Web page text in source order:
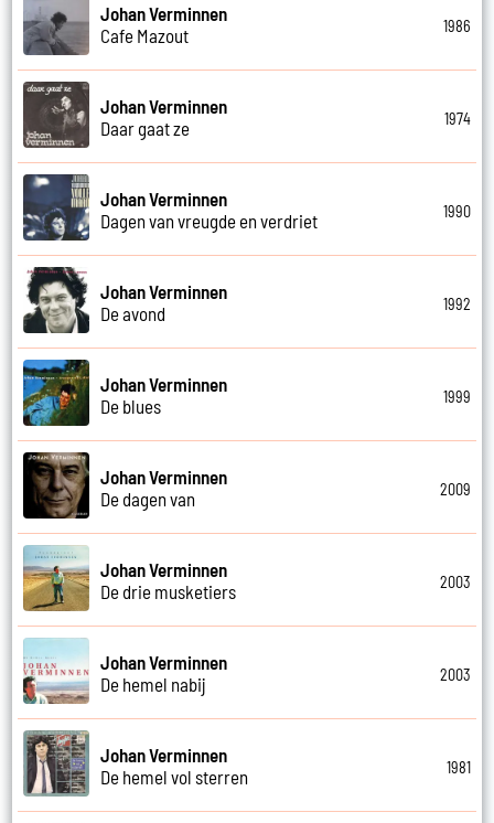
Johan Verminnen
Cafe Mazout
1986
Johan Verminnen
Daar gaat ze
1974
Johan Verminnen
Dagen van vreugde en verdriet
1990
Johan Verminnen
De avond
1992
Johan Verminnen
De blues
1999
Johan Verminnen
De dagen van
2009
Johan Verminnen
De drie musketiers
2003
Johan Verminnen
De hemel nabij
2003
Johan Verminnen
De hemel vol sterren
1981